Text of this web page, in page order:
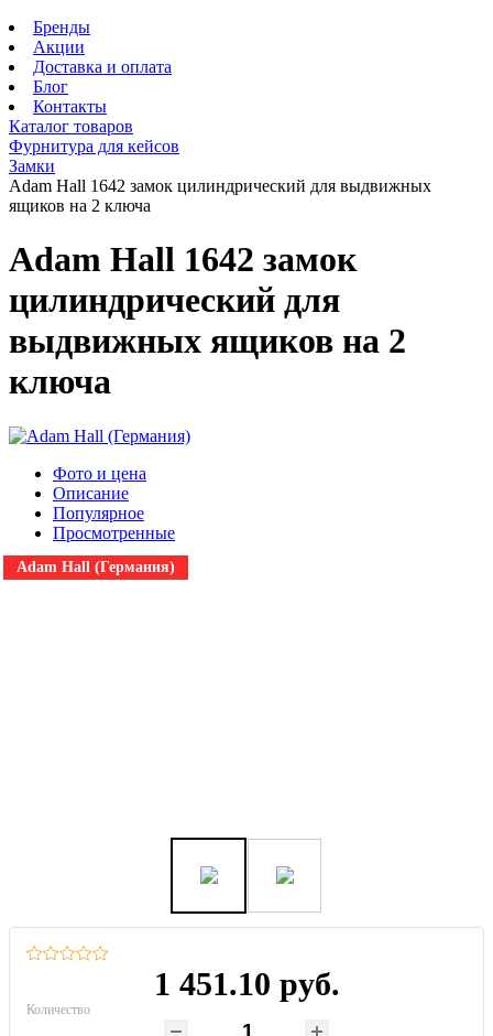
Бренды
Акции
Доставка и оплата
Блог
Контакты
Каталог товаров
Фурнитура для кейсов
Замки
Adam Hall 1642 замок цилиндрический для выдвижных
ящиков на 2 ключа
Adam Hall 1642 замок
цилиндрический для
выдвижных ящиков на 2
ключа
Фото и цена
Описание
Популярное
Просмотренные
Adam Hall (Германия)
1 451.10 руб.
Количество